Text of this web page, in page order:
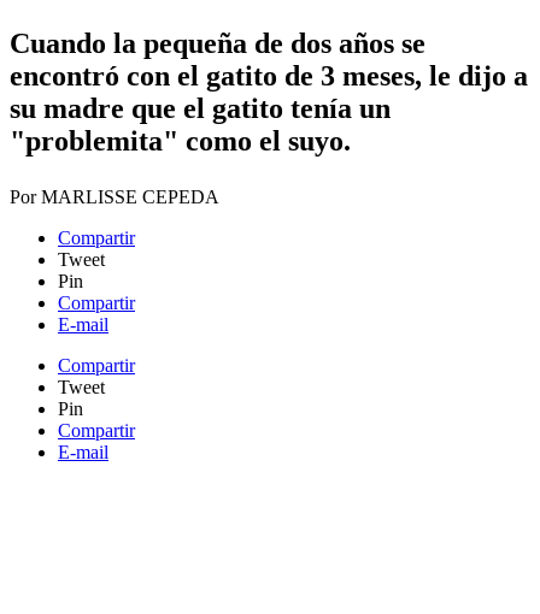
Cuando la pequeña de dos años se
encontró con el gatito de 3 meses, le dijo a
su madre que el gatito tenía un
"problemita" como el suyo​.
PorMARLISSE CEPEDA
Compartir
Tweet
Pin
Compartir
E-mail
Compartir
Tweet
Pin
Compartir
E-mail